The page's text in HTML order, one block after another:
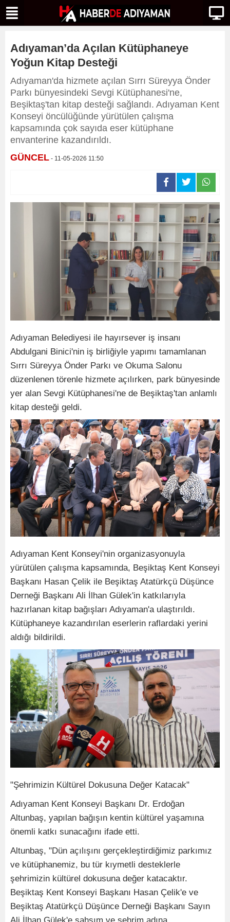
Adıyaman’da Açılan Kütüphaneye
Yoğun Kitap Desteği
Adıyaman'da hizmete açılan Sırrı Süreyya Önder
Parkı bünyesindeki Sevgi Kütüphanesi'ne,
Beşiktaş'tan kitap desteği sağlandı. Adıyaman Kent
Konseyi öncülüğünde yürütülen çalışma
kapsamında çok sayıda eser kütüphane
envanterine kazandırıldı.
GÜNCEL - 11-05-2026 11:50
Adıyaman Belediyesi ile hayırsever iş insanı
Abdulgani Binici'nin iş birliğiyle yapımı tamamlanan
Sırrı Süreyya Önder Parkı ve Okuma Salonu
düzenlenen törenle hizmete açılırken, park bünyesinde
yer alan Sevgi Kütüphanesi'ne de Beşiktaş'tan anlamlı
kitap desteği geldi.
Adıyaman Kent Konseyi'nin organizasyonuyla
yürütülen çalışma kapsamında, Beşiktaş Kent Konseyi
Başkanı Hasan Çelik ile Beşiktaş Atatürkçü Düşünce
Derneği Başkanı Ali İlhan Gülek'in katkılarıyla
hazırlanan kitap bağışları Adıyaman'a ulaştırıldı.
Kütüphaneye kazandırılan eserlerin raflardaki yerini
aldığı bildirildi.
"Şehrimizin Kültürel Dokusuna Değer Katacak"
Adıyaman Kent Konseyi Başkanı Dr. Erdoğan
Altunbaş, yapılan bağışın kentin kültürel yaşamına
önemli katkı sunacağını ifade etti.
Altunbaş, "Dün açılışını gerçekleştirdiğimiz parkımız
ve kütüphanemiz, bu tür kıymetli desteklerle
şehrimizin kültürel dokusuna değer katacaktır.
Beşiktaş Kent Konseyi Başkanı Hasan Çelik'e ve
Beşiktaş Atatürkçü Düşünce Derneği Başkanı Sayın